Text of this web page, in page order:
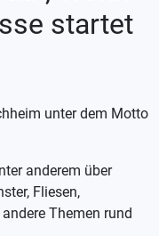
startet
unter dem Motto
anderem über
Fliesen,
Themen rund